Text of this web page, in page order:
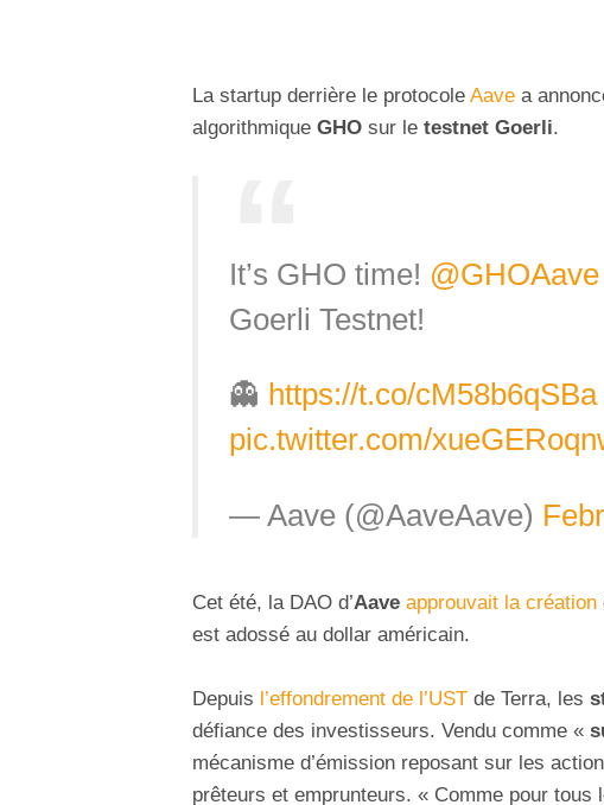
La startup derrière le protocole Aave a
algorithmique GHO sur le testnet Goerli.
It’s GHO time! @GHOAave
Goerli Testnet!
👻 https://t.co/cM58b6qSBa
pic.twitter.com/
— Aave (@AaveAave)
Cet été, la DAO d’Aave approuvait la création
est adossé au dollar américain.
Depuis l’effondrement de l’UST de Terra, les
défiance des investisseurs. Vendu comme «
mécanisme d’émission reposant sur les
prêteurs et emprunteurs. « Comme pour